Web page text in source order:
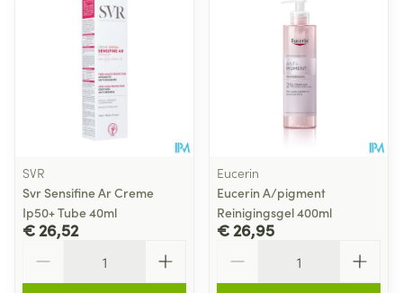
SVR
Svr Sensifine Ar Creme
Ip50+ Tube 40ml
€ 26,52
Eucerin
Eucerin A/pigment
Reinigingsgel 400ml
€ 26,95